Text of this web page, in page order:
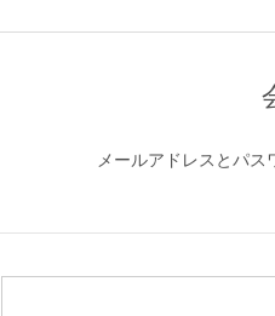
メールアドレスとパス